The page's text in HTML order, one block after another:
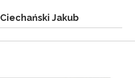
Ciechański Jakub